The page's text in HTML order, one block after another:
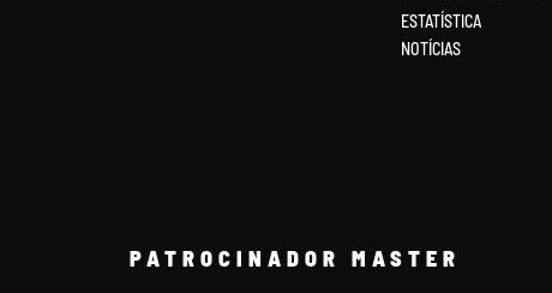
ESTATÍSTICA
NOTÍCIAS
PATROCINADOR MASTER